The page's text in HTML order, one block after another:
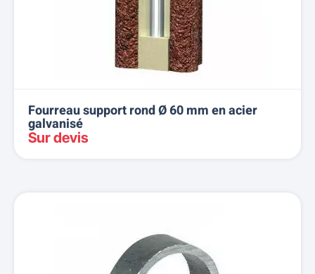
Fourreau support rond Ø 60 mm en acier
galvanisé
Sur devis